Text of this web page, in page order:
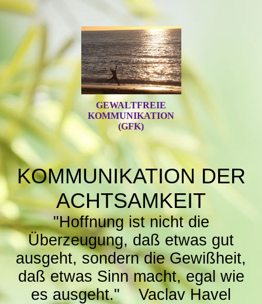
GEWALTFREIE
KOMMUNIKATION
(GFK)
KOMMUNIKATION DER
ACHTSAMKEIT
"Hoffnung ist nicht die
Überzeugung, daß etwas gut
ausgeht, sondern die Gewißheit,
daß etwas Sinn macht, egal wie
es ausgeht." Vaclav Havel